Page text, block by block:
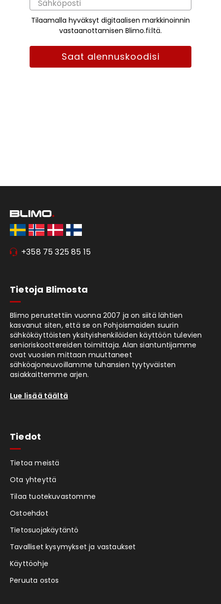
Tilaamalla hyväksyt digitaalisen markkinoinnin
vastaanottamisen Blimo.fi:ltä.
Saat alennuskoodisi
+358 75 325 85 15
Tietoja Blimosta
Blimo perustettiin vuonna 2007 ja on siitä lähtien
kasvanut siten, että se on Pohjoismaiden suurin
sähkökäyttöisten yksityishenkilöiden käyttöön tulevien
senioriskoottereiden toimittaja. Alan siantuntijamme
ovat vuosien mittaan muuttaneet
sähköajoneuvoillamme tuhansien tyytyväisten
asiakkaittemme arjen.
Lue lisää täältä
Tiedot
Tietoa meistä
Ota yhteyttä
Tilaa tuotekuvastomme
Ostoehdot
Tietosuojakäytäntö
Tavalliset kysymykset ja vastaukset
Käyttöohje
Peruuta ostos